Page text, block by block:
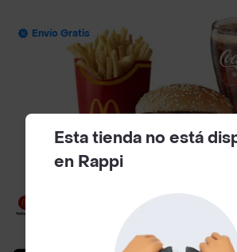
Envío Gratis
$ 3500
Esta tienda no está
en Rappi